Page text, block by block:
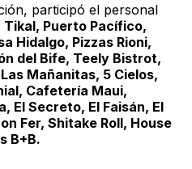
participó el personal
Tikal, Puerto Pacífico,
Hidalgo, Pizzas Rioni,
del Bife, Teely Bistrot,
Mañanitas, 5 Cielos,
Cafetería Maui,
El Secreto, El Faisán, El
Fer, Shitake Roll, House
B+B.